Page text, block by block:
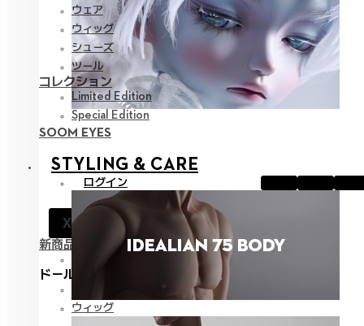
SOOM EYES
STYLING & CARE
ログイン
X
お知らせ
サポート
新商品
全て見る
ドールスタイリング
ウィッグ
ウェア
ウィッグ
シューズ
ツール
コレクション
Limited Edition
Special Edition